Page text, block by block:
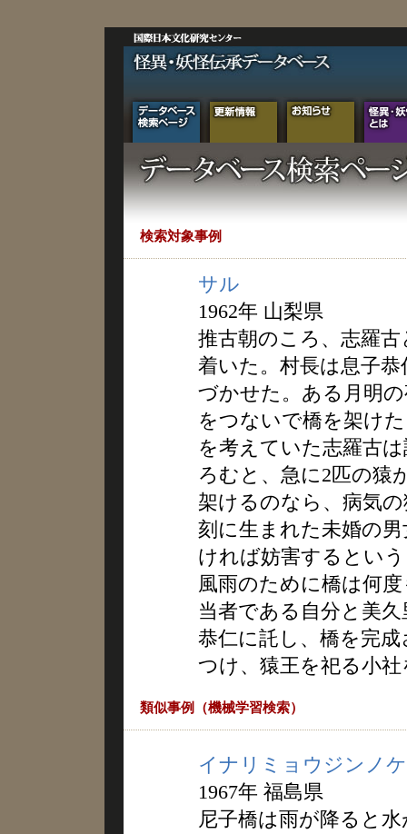
検索対象事例
サル
1962年 山梨県
推古朝のころ、志羅
着いた。村長は息子
づかせた。ある月明
をつないで橋を架け
を考えていた志羅古
ろむと、急に2匹の猿
架けるのなら、病気
刻に生まれた未婚の
ければ妨害するとい
風雨のために橋は何
当者である自分と美
恭仁に託し、橋を完
つけ、猿王を祀る小
類似事例（機械学習検索）
イナリミョウジンノ
1967年 福島県
尼子橋は雨が降ると